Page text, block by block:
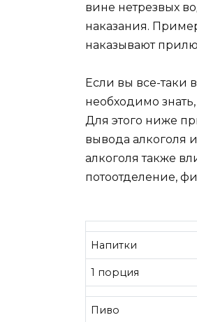
вине нетрезвых
наказания.
наказывают
Если вы все-таки
необходимо
Для этого ниже
вывода алкоголя
алкоголя также
потоотделение,
Напитки
1 порция
Пиво